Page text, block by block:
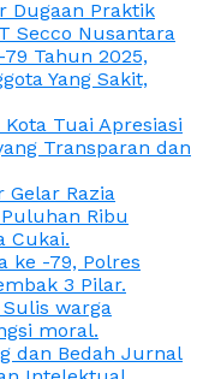
Dugaan Praktik
Secco Nusantara
Tahun 2025,
Yang Sakit,
Tuai Apresiasi
Transparan dan
Gelar Razia
Ribu
Cukai.
ke -79, Polres
3 Pilar.
warga
moral.
dan Bedah Jurnal